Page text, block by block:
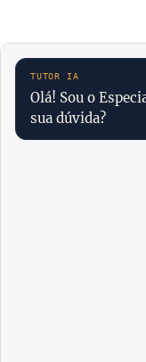
Olá! Sou o
sua dúvida?